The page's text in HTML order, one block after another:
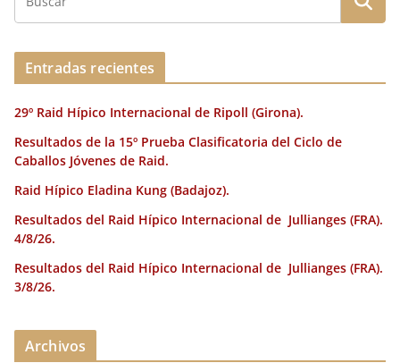
Entradas recientes
29º Raid Hípico Internacional de Ripoll (Girona).
Resultados de la 15º Prueba Clasificatoria del Ciclo de
Caballos Jóvenes de Raid.
Raid Hípico Eladina Kung (Badajoz).
Resultados del Raid Hípico Internacional de Jullianges (FRA).
4/8/26.
Resultados del Raid Hípico Internacional de Jullianges (FRA).
3/8/26.
Archivos